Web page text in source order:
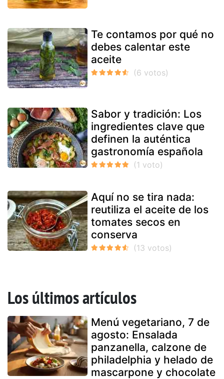
Te contamos por qué no
debes calentar este
aceite
Sabor y tradición: Los
ingredientes clave que
definen la auténtica
gastronomía española
Aquí no se tira nada:
reutiliza el aceite de los
tomates secos en
conserva
Los últimos artículos
Menú vegetariano, 7 de
agosto: Ensalada
panzanella, calzone de
philadelphia y helado de
mascarpone y chocolate